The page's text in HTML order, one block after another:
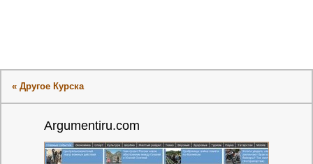
« Другое Курска
Argumentiru.com